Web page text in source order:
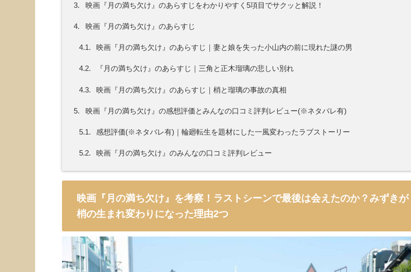
3. 映画『月の満ち欠け』のあらすじをわかりやすく5項目でサクッと解説！
4. 映画『月の満ち欠け』のあらすじ
4.1. 映画『月の満ち欠け』のあらすじ｜妻と娘を失った小山内の前に現れた謎の男
4.2. 『月の満ち欠け』のあらすじ｜三角と正木瑠璃の悲しい別れ
4.3. 映画『月の満ち欠け』のあらすじ｜梢と瑠璃の事故の真相
5. 映画『月の満ち欠け』の感想評価とみんなの口コミ評判レビュー(※ネタバレ有)
5.1. 感想評価(※ネタバレ有)｜輪廻転生を題材にした一風変わったラブストーリー
5.2. 映画『月の満ち欠け』のみんなの口コミ評判レビュー
映画『月の満ち欠け』を考察！ラストシーンで最後は会えたのか？みずきが
梢の生まれ変わりになった理由2つ